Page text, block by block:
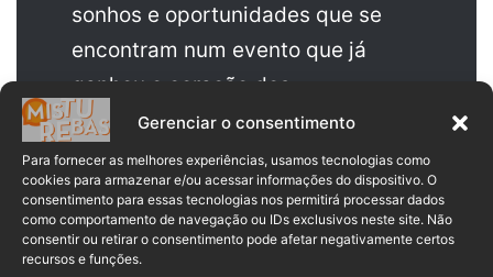
Gerenciar o consentimento
Para fornecer as melhores experiências, usamos tecnologias como
cookies para armazenar e/ou acessar informações do dispositivo. O
consentimento para essas tecnologias nos permitirá processar dados
como comportamento de navegação ou IDs exclusivos neste site. Não
consentir ou retirar o consentimento pode afetar negativamente certos
recursos e funções.
sonhos e oportunidades que se
encontram num evento que já
ganhou o coração dos
catarinenses”, afirmou.
Endrios dedicou sua vitória à mãe, Evânia, sua principal
inspiração, e à madrinha na música, Marília Dutra. Como
campeão, ele leva para casa um prêmio de R$ 20 mil e terá